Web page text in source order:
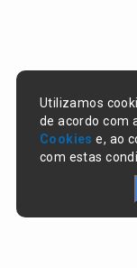
Utilizamos
de acordo com
Cookies e, ao
com estas